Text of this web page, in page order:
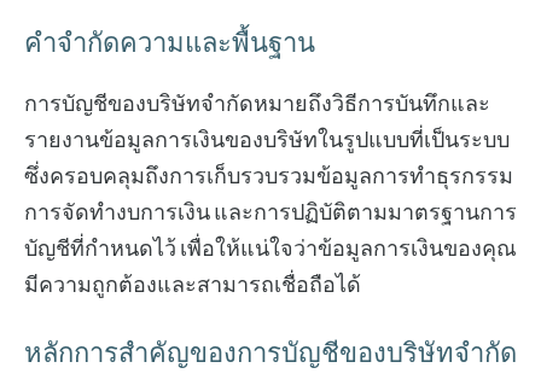
คำจำกัดความและพื้นฐาน
การบัญชีของบริษัทจำกัดหมายถึงวิธีการบันทึกและ
รายงานข้อมูลการเงินของบริษัทในรูปแบบที่เป็นระบบ
ซึ่งครอบคลุมถึงการเก็บรวบรวมข้อมูลการทำธุรกรรม
การจัดทำงบการเงิน และการปฏิบัติตามมาตรฐานการ
บัญชีที่กำหนดไว้ เพื่อให้แน่ใจว่าข้อมูลการเงินของคุณ
มีความถูกต้องและสามารถเชื่อถือได้
หลักการสำคัญของการบัญชีของบริษัทจำกัด